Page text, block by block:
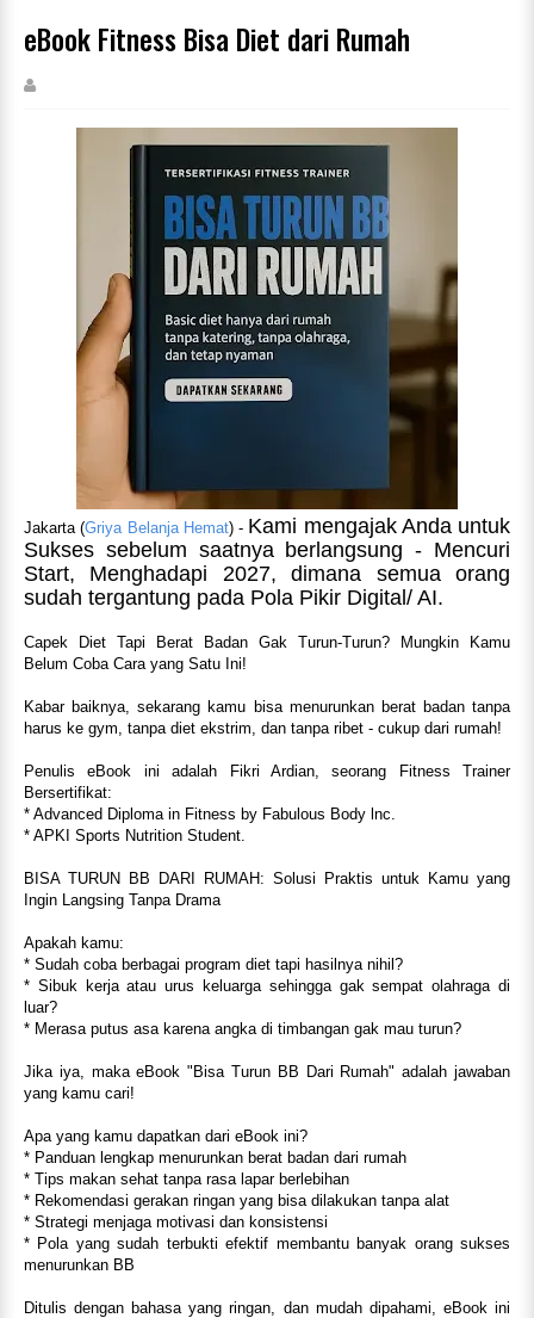
eBook Fitness Bisa Diet dari Rumah
Jakarta (Griya Belanja Hemat) - Kami mengajak Anda untuk
Sukses sebelum saatnya berlangsung - Mencuri
Start, Menghadapi 2027, dimana semua orang
sudah tergantung pada Pola Pikir Digital/ AI.
Capek Diet Tapi Berat Badan Gak Turun-Turun? Mungkin Kamu
Belum Coba Cara yang Satu Ini!
Kabar baiknya, sekarang kamu bisa menurunkan berat badan tanpa
harus ke gym, tanpa diet ekstrim, dan tanpa ribet - cukup dari rumah!
Penulis eBook ini adalah Fikri Ardian, seorang Fitness Trainer
Bersertifikat:
* Advanced Diploma in Fitness by Fabulous Body lnc.
* APKI Sports Nutrition Student.
BISA TURUN BB DARI RUMAH: Solusi Praktis untuk Kamu yang
Ingin Langsing Tanpa Drama
Apakah kamu:
* Sudah coba berbagai program diet tapi hasilnya nihil?
* Sibuk kerja atau urus keluarga sehingga gak sempat olahraga di
luar?
* Merasa putus asa karena angka di timbangan gak mau turun?
Jika iya, maka eBook "Bisa Turun BB Dari Rumah" adalah jawaban
yang kamu cari!
Apa yang kamu dapatkan dari eBook ini?
* Panduan lengkap menurunkan berat badan dari rumah
* Tips makan sehat tanpa rasa lapar berlebihan
* Rekomendasi gerakan ringan yang bisa dilakukan tanpa alat
* Strategi menjaga motivasi dan konsistensi
* Pola yang sudah terbukti efektif membantu banyak orang sukses
menurunkan BB
Ditulis dengan bahasa yang ringan, dan mudah dipahami, eBook ini